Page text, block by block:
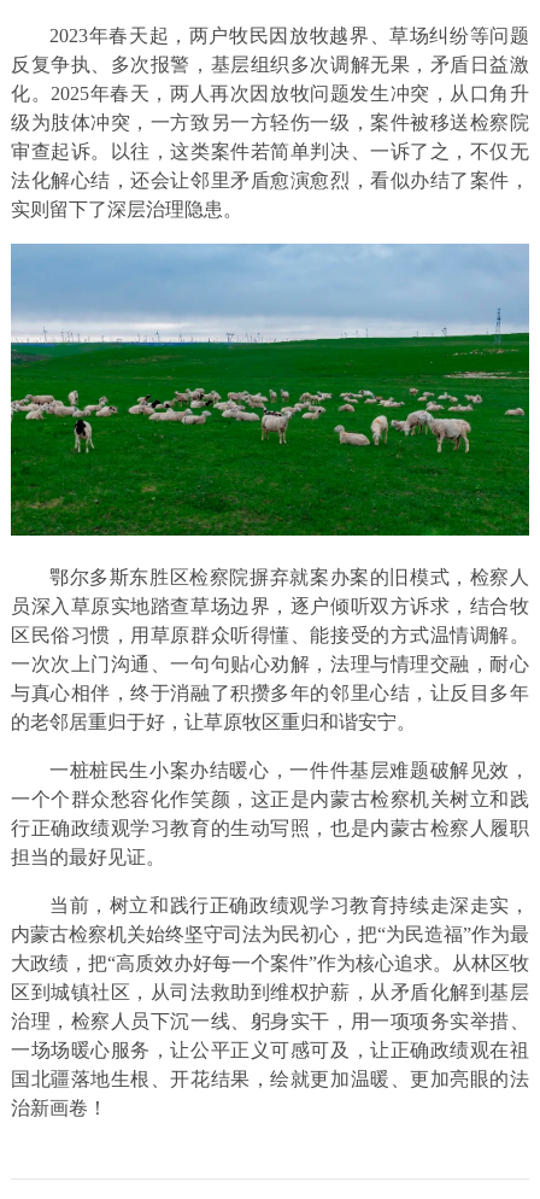
2023年春天起，两户牧民因放牧越界、草场纠纷等问题
反复争执、多次报警，基层组织多次调解无果，矛盾日益激
化。2025年春天，两人再次因放牧问题发生冲突，从口角升
级为肢体冲突，一方致另一方轻伤一级，案件被移送检察院
审查起诉。以往，这类案件若简单判决、一诉了之，不仅无
法化解心结，还会让邻里矛盾愈演愈烈，看似办结了案件，
实则留下了深层治理隐患。
鄂尔多斯东胜区检察院摒弃就案办案的旧模式，检察人
员深入草原实地踏查草场边界，逐户倾听双方诉求，结合牧
区民俗习惯，用草原群众听得懂、能接受的方式温情调解。
一次次上门沟通、一句句贴心劝解，法理与情理交融，耐心
与真心相伴，终于消融了积攒多年的邻里心结，让反目多年
的老邻居重归于好，让草原牧区重归和谐安宁。
一桩桩民生小案办结暖心，一件件基层难题破解见效，
一个个群众愁容化作笑颜，这正是内蒙古检察机关树立和践
行正确政绩观学习教育的生动写照，也是内蒙古检察人履职
担当的最好见证。
当前，树立和践行正确政绩观学习教育持续走深走实，
内蒙古检察机关始终坚守司法为民初心，把“为民造福”作为最
大政绩，把“高质效办好每一个案件”作为核心追求。从林区牧
区到城镇社区，从司法救助到维权护薪，从矛盾化解到基层
治理，检察人员下沉一线、躬身实干，用一项项务实举措、
一场场暖心服务，让公平正义可感可及，让正确政绩观在祖
国北疆落地生根、开花结果，绘就更加温暖、更加亮眼的法
治新画卷！